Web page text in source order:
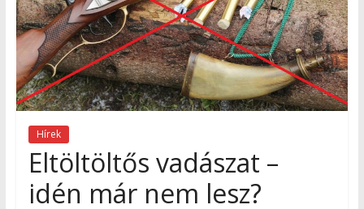
Hírek
Eltöltöltős vadászat –
idén már nem lesz?